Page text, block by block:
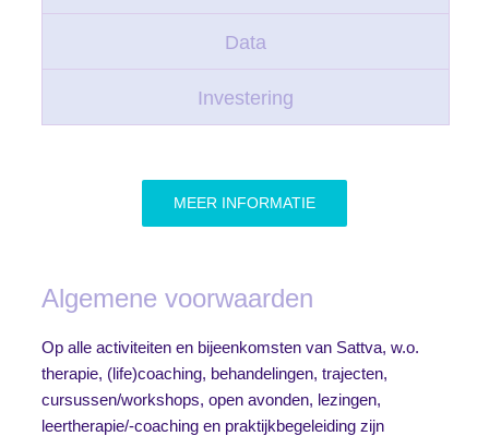
Data
Investering
MEER INFORMATIE
Algemene voorwaarden
Op alle activiteiten en bijeenkomsten van Sattva, w.o.
therapie, (life)coaching, behandelingen, trajecten,
cursussen/workshops, open avonden, lezingen,
leertherapie/-coaching en praktijkbegeleiding zijn